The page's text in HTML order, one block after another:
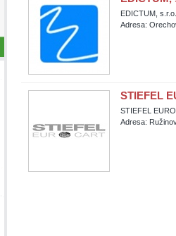
EDICTUM, s.r.o.
Adresa:
STIEFEL
STIEFEL
Adresa: